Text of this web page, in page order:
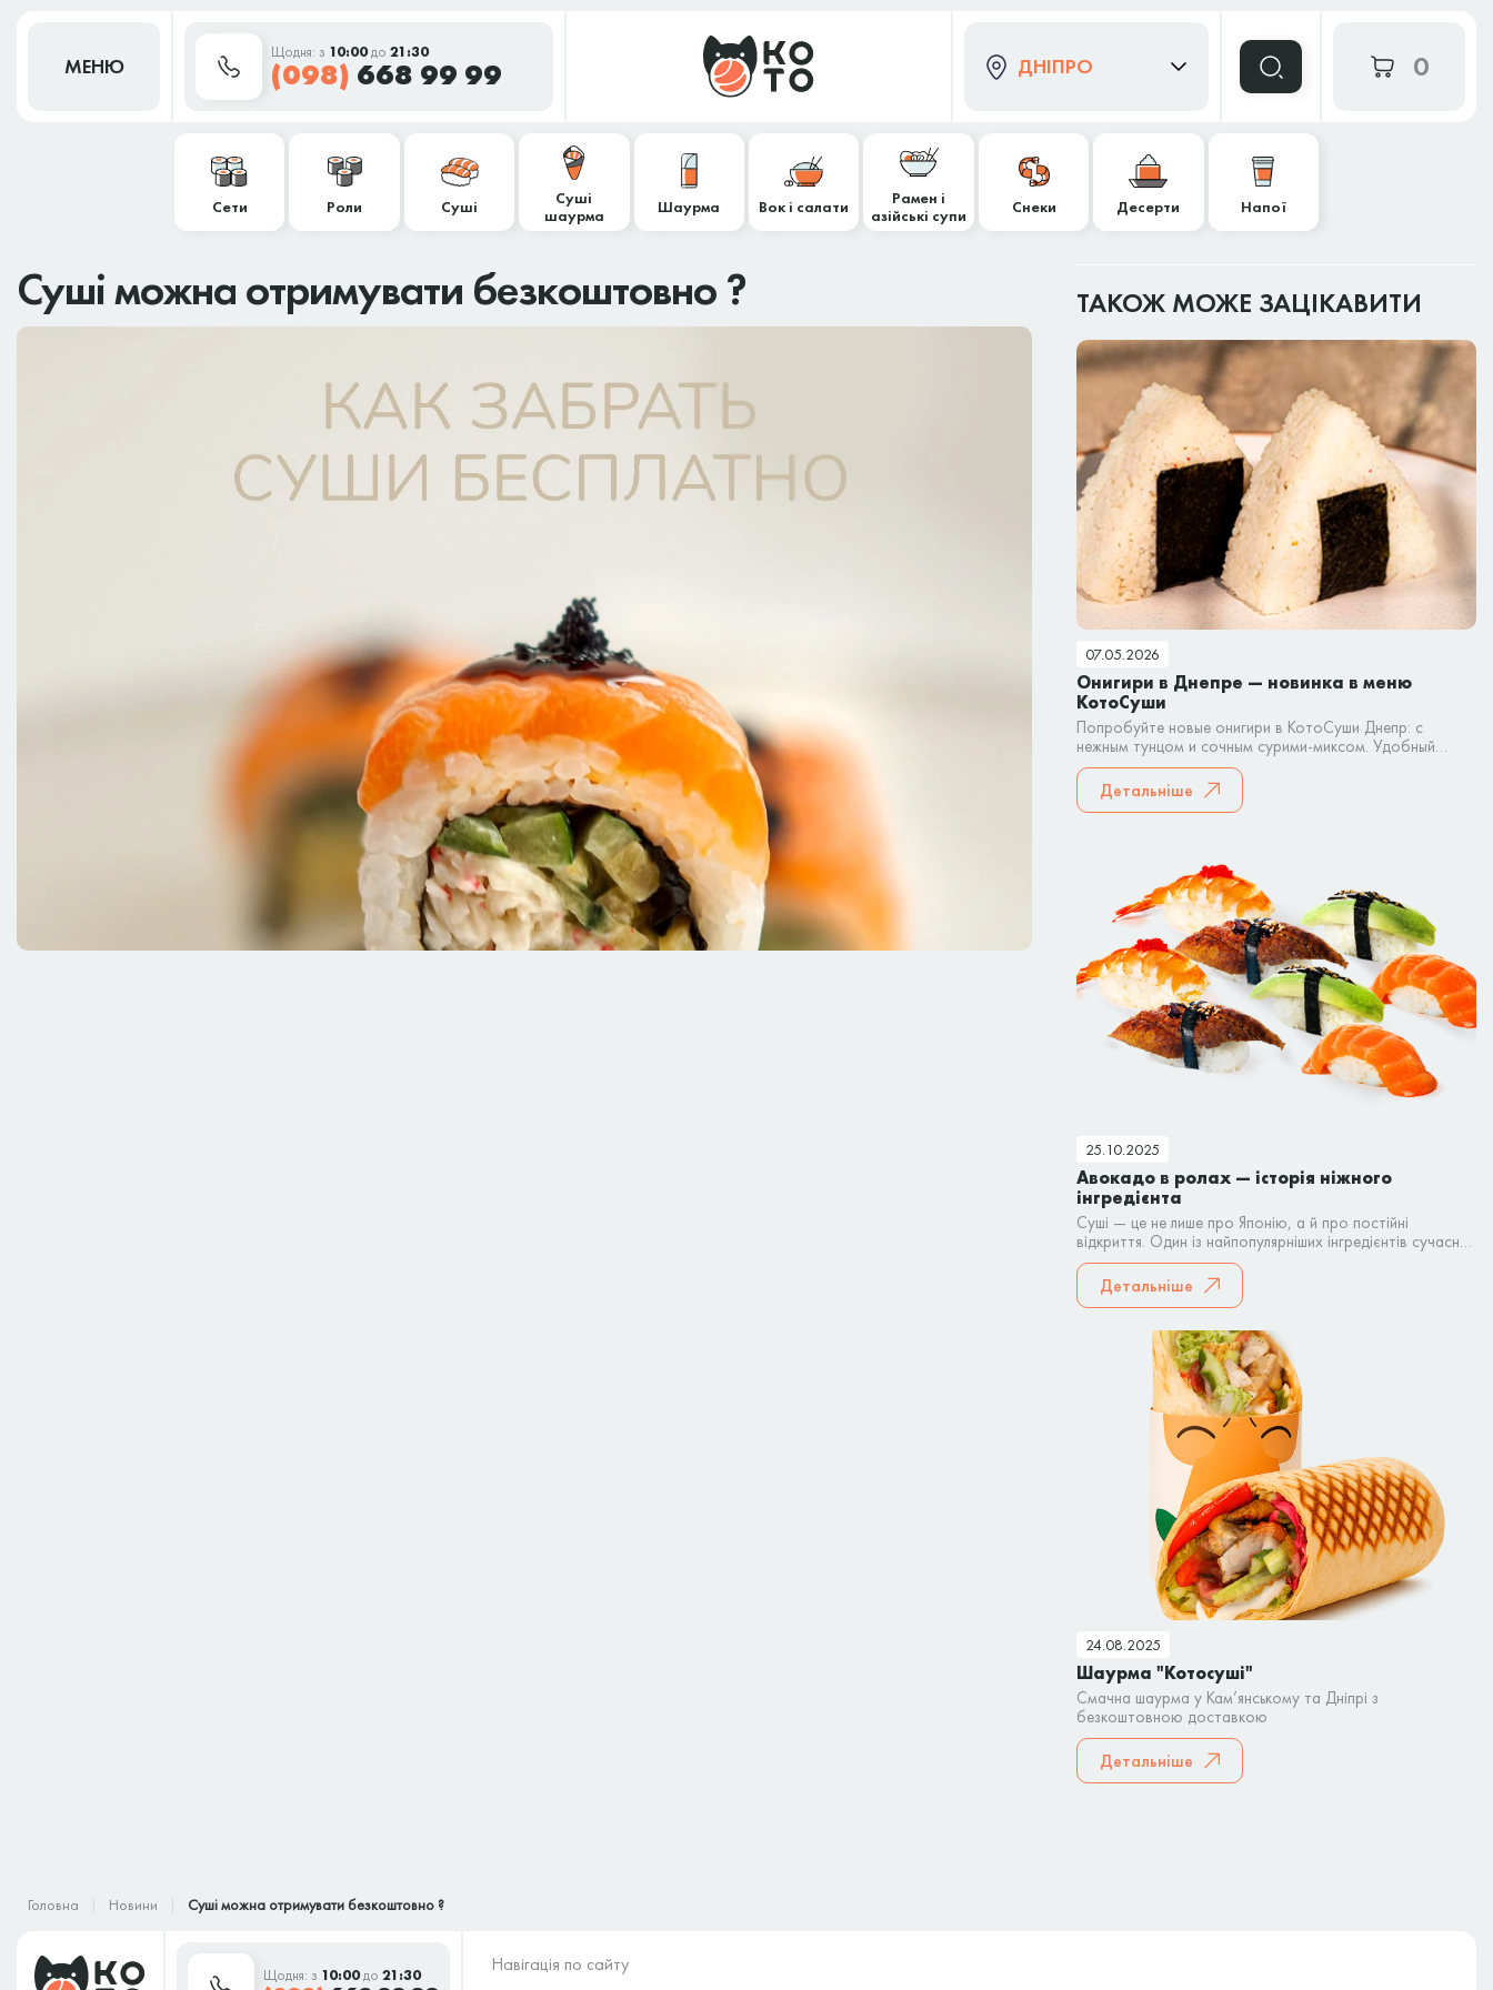
МЕНЮ
Щодня: з 10:00до 21:30
(098) 668 99 99 ДНІПРО 0
Сети Роли Суші
Суші
шаурма
Шаурма Вок і салати
Рамен і
азійські супи
Снеки Десерти Напої
Суші можна отримувати безкоштовно ? ТАКОЖ МОЖЕ ЗАЦІКАВИТИ
07.05.2026
Онигири в Днепре — новинка в меню
КотоСуши
Попробуйте новые онигири в КотоСуши Днепр: с
нежным тунцом и сочным сурими-миксом. Удобный
японский снек для быстрого перекуса или заказа домой.
Детальніше
25.10.2025
Авокадо в ролах — історія ніжного
інгредієнта
Суші — це не лише про Японію, а й про постійні
відкриття. Один із найпопулярніших інгредієнтів сучасних
ролів — авокадо.
Детальніше
24.08.2025
Шаурма "Котосуші"
Смачна шаурма у Кам’янському та Дніпрі з
безкоштовною доставкою
Детальніше
Головна Новини Суші можна отримувати безкоштовно ?
Щодня: з 10:00до 21:30
Навігація по сайту